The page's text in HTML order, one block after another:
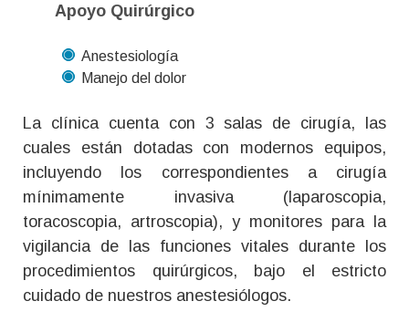
Apoyo Quirúrgico
Anestesiología
Manejo del dolor
La clínica cuenta con 3 salas de cirugía, las
cuales están dotadas con modernos equipos,
incluyendo los correspondientes a cirugía
mínimamente invasiva (laparoscopia,
toracoscopia, artroscopia), y monitores para la
vigilancia de las funciones vitales durante los
procedimientos quirúrgicos, bajo el estricto
cuidado de nuestros anestesiólogos.